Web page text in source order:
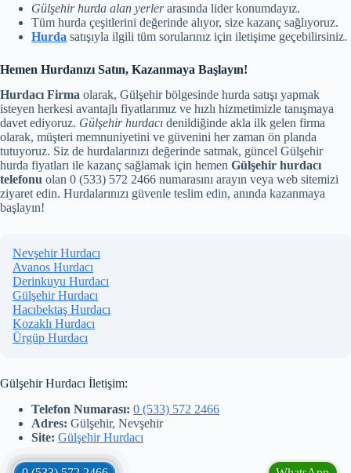
Gülşehir hurda alan yerlerarasında lider konumdayız.
Tüm hurda çeşitlerini değerinde alıyor, size kazanç sağlıyoruz.
Hurda satışıyla ilgili tüm sorularınız için iletişime geçebilirsiniz.
Hemen Hurdanızı Satın, Kazanmaya Başlayın!
Hurdacı Firma olarak, Gülşehir bölgesinde hurda satışı yapmak
isteyen herkesi avantajlı fiyatlarımız ve hızlı hizmetimizle tanışmaya
davet ediyoruz. Gülşehir hurdacı denildiğinde akla ilk gelen firma
olarak, müşteri memnuniyetini ve güvenini her zaman ön planda
tutuyoruz. Siz de hurdalarınızı değerinde satmak, güncel Gülşehir
hurda fiyatları ile kazanç sağlamak için hemen Gülşehir hurdacı
telefonu olan 0 (533) 572 2466 numarasını arayın veya web sitemizi
ziyaret edin. Hurdalarınızı güvenle teslim edin, anında kazanmaya
başlayın!
Nevşehir Hurdacı
Avanos Hurdacı
Derinkuyu Hurdacı
Gülşehir Hurdacı
Hacıbektaş Hurdacı
Kozaklı Hurdacı
Ürgüp Hurdacı
Gülşehir Hurdacı İletişim:
Telefon Numarası: 0 (533) 572 2466
Adres: Gülşehir, Nevşehir
Site: Gülşehir Hurdacı